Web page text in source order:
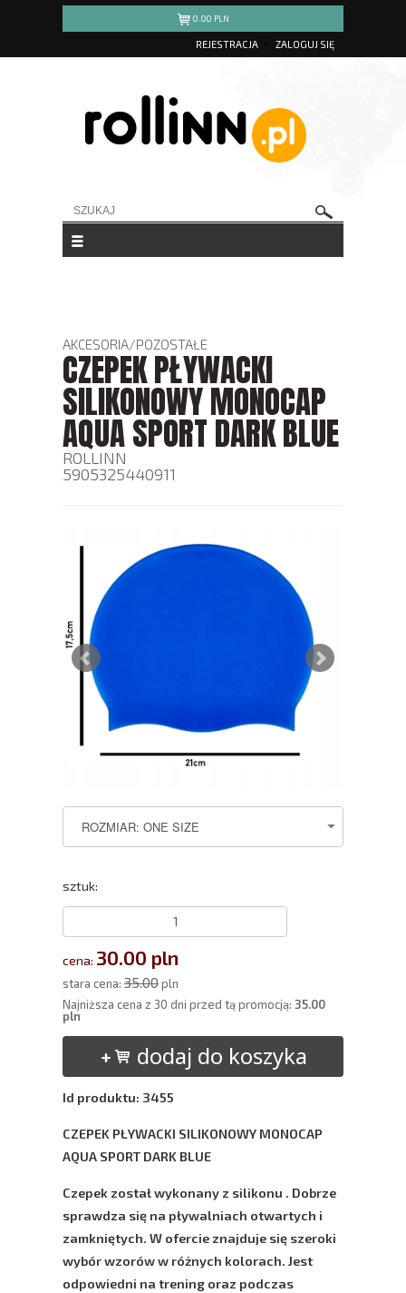
0.00 PLN
REJESTRACJA ZALOGUJ SIĘ
AKCESORIA/POZOSTAŁE
CZEPEK PŁYWACKI
SILIKONOWY MONOCAP
AQUA SPORT DARK BLUE
ROLLINN
5905325440911
sztuk:
cena: 30.00 pln
stara cena: 35.00pln
Najniższa cena z 30 dni przed tą promocją: 35.00
pln
dodaj do koszyka
Id produktu: 3455
CZEPEK PŁYWACKI SILIKONOWY MONOCAP
AQUA SPORT DARK BLUE
Czepek został wykonany z silikonu . Dobrze
sprawdza się na pływalniach otwartych i
zamkniętych. W ofercie znajduje się szeroki
wybór wzorów w różnych kolorach. Jest
odpowiedni na trening oraz podczas